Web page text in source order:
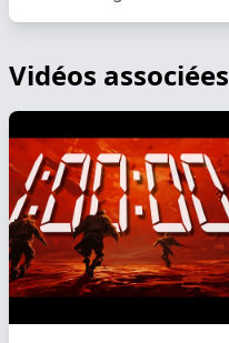
Vidéos associées